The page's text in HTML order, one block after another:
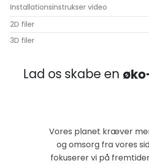
Installationsinstrukser video
2D filer
3D filer
Lad os skabe en
Vores planet kræver
og omsorg fra vores
fokuserer vi på